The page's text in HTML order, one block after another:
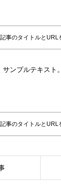
事のタイトルとURL
ンプルテキスト。
事のタイトルとURL